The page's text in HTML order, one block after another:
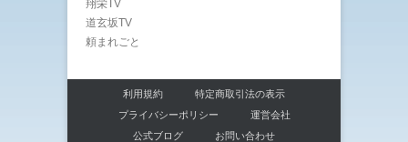
翔栄TV
道玄坂TV
頼まれごと
利用規約
特定商取引法の表示
プライバシーポリシー
運営会社
公式ブログ
お問い合わせ